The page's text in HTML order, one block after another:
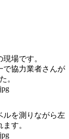
場です。
で協力業者さんが
。
ルを測りながら左
す。